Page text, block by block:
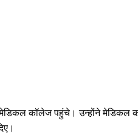
मेडिकल कॉलेज पहुंचे। उन्होंने मेडिकल